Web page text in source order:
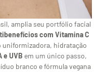
amplia seu portfólio facial
com Vitamina C
uniformizadora, hidratação
e UVB em um único passo,
branco e fórmula vegana